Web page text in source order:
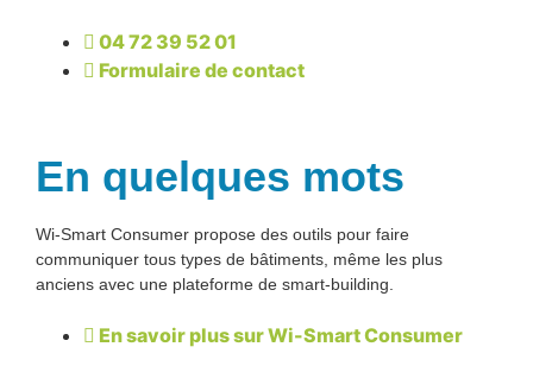
04 72 39 52 01
Formulaire de contact
En quelques mots
Wi-Smart Consumer propose des outils pour faire
communiquer tous types de bâtiments, même les plus
anciens avec une plateforme de smart-building.
En savoir plus sur Wi-Smart Consumer